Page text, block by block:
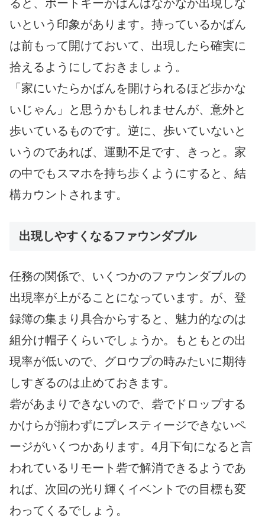
ると、ポートキーかばんはなかなか出現しな
いという印象があります。持っているかばん
は前もって開けておいて、出現したら確実に
拾えるようにしておきましょう。
「家にいたらかばんを開けられるほど歩かな
いじゃん」と思うかもしれませんが、意外と
歩いているものです。逆に、歩いていないと
いうのであれば、運動不足です、きっと。家
の中でもスマホを持ち歩くようにすると、結
構カウントされます。
出現しやすくなるファウンダブル
任務の関係で、いくつかのファウンダブルの
出現率が上がることになっています。が、登
録簿の集まり具合からすると、魅力的なのは
組分け帽子くらいでしょうか。もともとの出
現率が低いので、グロウプの時みたいに期待
しすぎるのは止めておきます。
砦があまりできないので、砦でドロップする
かけらが揃わずにプレスティージできないペ
ージがいくつかあります。4月下旬になると言
われているリモート砦で解消できるようであ
れば、次回の光り輝くイベントでの目標も変
わってくるでしょう。